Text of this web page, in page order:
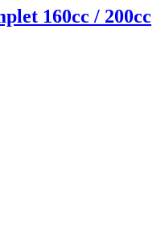
160cc / 200cc